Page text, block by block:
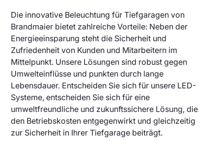
Die innovative Beleuchtung für Tiefgaragen von
Brandmaier bietet zahlreiche Vorteile: Neben der
Energieeinsparung steht die Sicherheit und
Zufriedenheit von Kunden und Mitarbeitern im
Mittelpunkt. Unsere Lösungen sind robust gegen
Umwelteinflüsse und punkten durch lange
Lebensdauer. Entscheiden Sie sich für unsere LED-
Systeme, entscheiden Sie sich für eine
umweltfreundliche und zukunftssichere Lösung, die
den Betriebskosten entgegenwirkt und gleichzeitig
zur Sicherheit in Ihrer Tiefgarage beiträgt.